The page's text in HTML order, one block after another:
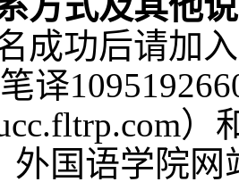
成功后请加
笔译109519266
）
外国语学院网